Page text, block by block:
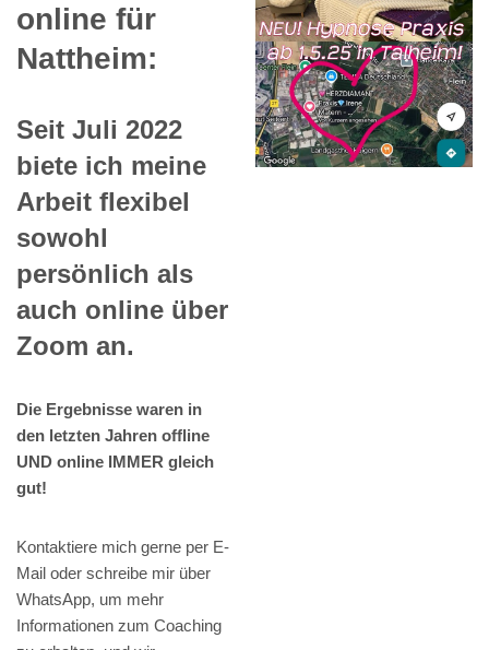
online für
Nattheim:
Seit Juli 2022
biete ich meine
Arbeit flexibel
sowohl
persönlich als
auch online über
Zoom an.
Die Ergebnisse waren in
den letzten Jahren offline
UND online IMMER gleich
gut!
Kontaktiere mich gerne per E-
Mail oder schreibe mir über
WhatsApp, um mehr
Informationen zum Coaching